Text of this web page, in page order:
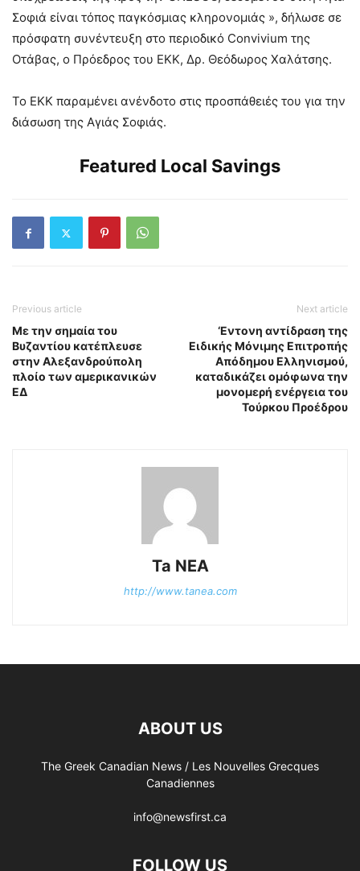
Σοφιά είναι τόπος παγκόσμιας κληρονομιάς », δήλωσε σε
πρόσφατη συνέντευξη στο περιοδικό Convivium της
Οτάβας, ο Πρόεδρος του ΕΚΚ, Δρ. Θεόδωρος Χαλάτσης.
Το ΕΚΚ παραμένει ανένδοτο στις προσπάθειές του για την
διάσωση της Αγιάς Σοφιάς.
Featured Local Savings
Previous article
Με την σημαία του
Βυζαντίου κατέπλευσε
στην Αλεξανδρούπολη
πλοίο των αμερικανικών
ΕΔ
Next article
‘Εντονη αντίδραση της
Ειδικής Μόνιμης Επιτροπής
Απόδημου Ελληνισμού,
καταδικάζει ομόφωνα την
μονομερή ενέργεια του
Τούρκου Προέδρου
Ta NEA
http://www.tanea.com
ABOUT US
The Greek Canadian News / Les Nouvelles Grecques
Canadiennes
info@newsfirst.ca
FOLLOW US